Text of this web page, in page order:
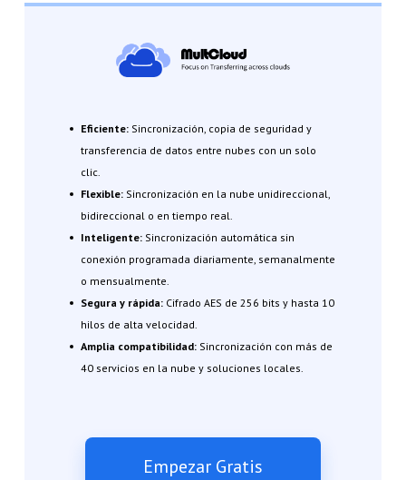
Eficiente:Sincronización, copia de seguridad y
transferencia de datos entre nubes con un solo
clic.
Flexible:Sincronización en la nube unidireccional,
bidireccional o en tiempo real.
Inteligente: Sincronización automática sin
conexión programada diariamente, semanalmente
o mensualmente.
Segura y rápida:Cifrado AES de 256 bits y hasta 10
hilos de alta velocidad.
Amplia compatibilidad: Sincronización con más de
40 servicios en la nube y soluciones locales.
Empezar Gratis